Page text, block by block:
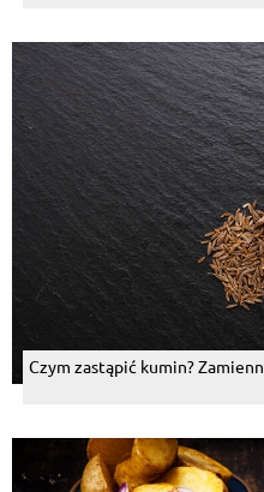
Czym zastąpić kumin?